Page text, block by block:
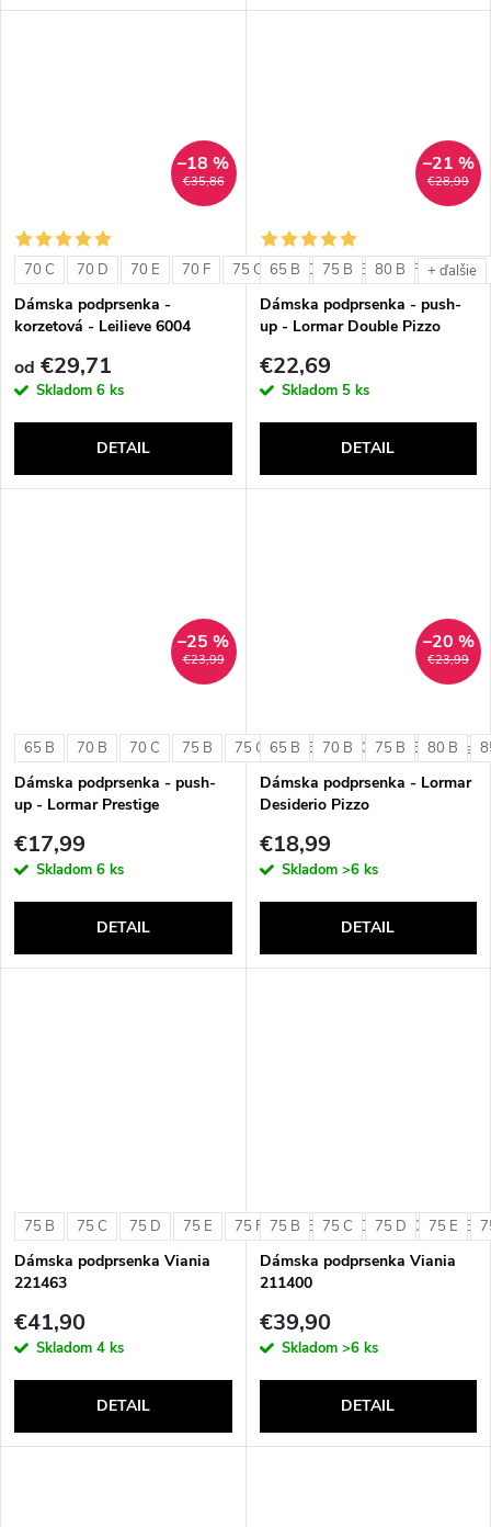
€35,86
–18 %
70 C 70 D 70 E 70 F 75 C 75 D 75 E 75 F 80 C
Dámska podprsenka -
korzetová - Leilieve 6004
od €29,71
Skladom 6 ks
DETAIL
€28,99
–21 %
65 B 75 B 80 B + ďalšie
Dámska podprsenka - push-
up - Lormar Double Pizzo
€22,69
Skladom 5 ks
DETAIL
€23,99
–25 %
65 B 70 B 70 C 75 B 75 C 80 B 80 C 85 B +
Dámska podprsenka - push-
up - Lormar Prestige
€17,99
Skladom 6 ks
DETAIL
€23,99
–20 %
65 B 70 B 75 B 80 B
Dámska podprsenka - Lormar
Desiderio Pizzo
€18,99
Skladom >6 ks
DETAIL
75 B 75 C 75 D 75 E 75 F 80 B 80 C 80 D 80 E
Dámska podprsenka Viania
221463
€41,90
Skladom 4 ks
DETAIL
75 B 75 C 75 D 75 E
Dámska podprsenka Viania
211400
€39,90
Skladom >6 ks
DETAIL